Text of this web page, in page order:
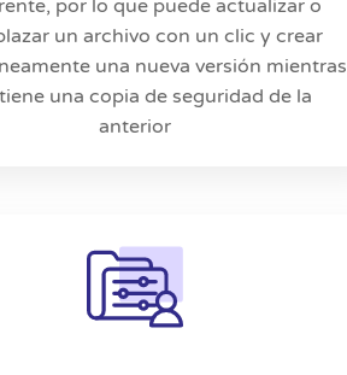
por lo que puede actualizar o
un archivo con un clic y crear
una nueva versión mientras
una copia de seguridad de la
anterior